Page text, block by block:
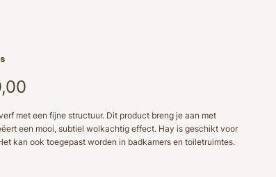
met een fijne structuur. Dit product breng je aan met
een mooi, subtiel wolkachtig effect. Hay is geschikt voor
kan ook toegepast worden in badkamers en toiletruimtes.